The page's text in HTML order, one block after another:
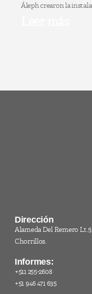
Áleph crearon la
Dirección
Alameda Del Remero
Chorrillos.
Informes:
+511 255-2608
+51 946 471 635